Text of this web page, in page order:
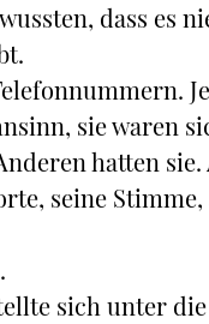
dass es
sie waren
hatten sie.
seine
sich unter die